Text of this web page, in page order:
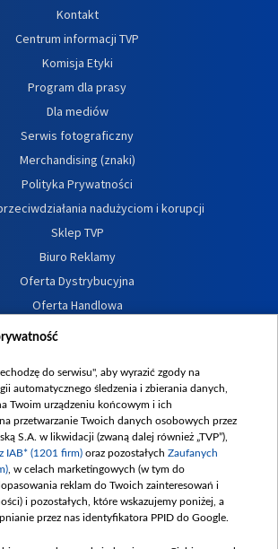
Kontakt
Centrum informacji TVP
Komisja Etyki
Program dla prasy
Dla mediów
Serwis fotograficzny
Merchandising (znaki)
Polityka Prywatności
nadużyciom i korupcji
Sklep TVP
Biuro Reklamy
Oferta Dystrybucyjna
Oferta Handlowa
Dostępność
zgłoszeń wewnętrznych
do serwisu", aby wyrazić zgody na
automatycznego śledzenia i zbierania danych,
Twoim urządzeniu końcowym i ich
przetwarzanie Twoich danych osobowych przez
S.A. w likwidacji (zwaną dalej również „TVP”),
IAB* (1201 firm) oraz pozostałych Zaufanych
, w celach marketingowych (w tym do
reklam do Twoich zainteresowań i
i pozostałych, które wskazujemy poniżej, a
przez nas identyfikatora PPID do Google.